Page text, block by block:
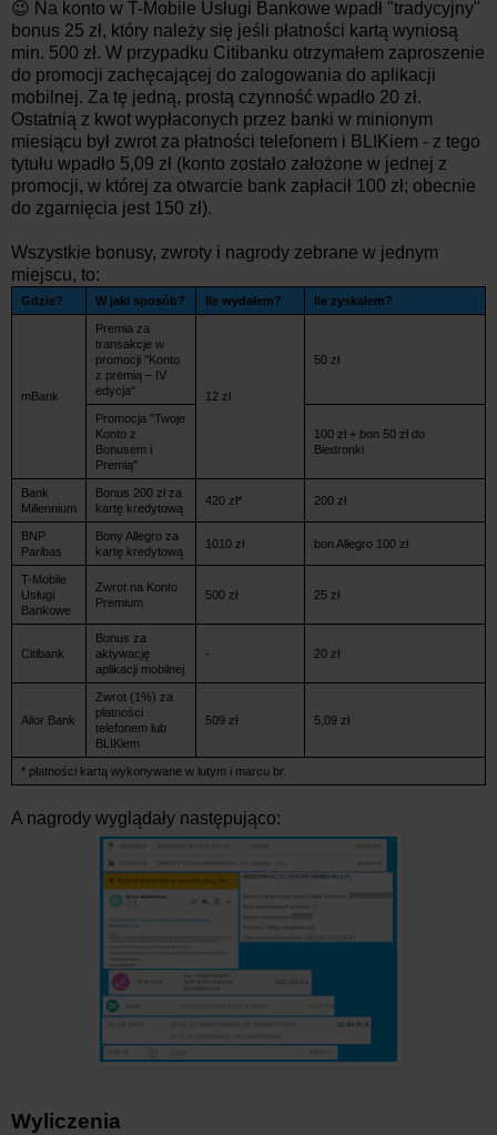
😉 Na konto w T-Mobile Usługi Bankowe wpadł "tradycyjny"
bonus 25 zł, który należy się jeśli płatności kartą wyniosą
min. 500 zł. W przypadku Citibanku otrzymałem zaproszenie
do promocji zachęcającej do zalogowania do aplikacji
mobilnej. Za tę jedną, prostą czynność wpadło 20 zł.
Ostatnią z kwot wypłaconych przez banki w minionym
miesiącu był zwrot za płatności telefonem i BLIKiem - z tego
tytułu wpadło 5,09 zł (konto zostało założone w jednej z
promocji, w której za otwarcie bank zapłacił 100 zł; obecnie
do zgarnięcia jest 150 zł).
Wszystkie bonusy, zwroty i nagrody zebrane w jednym
miejscu, to:
Gdzie? W jaki sposób? Ile wydałem? Ile zyskałem?
mBank
Premia za
transakcje w
promocji "Konto
z premią – IV
edycja"
12 zł
50 zł
Promocja "Twoje
Konto z
Bonusem i
Premią"
100 zł + bon 50 zł do
Biedronki
Bank
Millennium
Bonus 200 zł za
kartę kredytową
420 zł* 200 zł
BNP
Paribas
Bony Allegro za
kartę kredytową
1010 zł bon Allegro 100 zł
T-Mobile
Usługi
Bankowe
Zwrot na Konto
Premium
500 zł 25 zł
Citibank
Bonus za
aktywację
aplikacji mobilnej
- 20 zł
Alior Bank
Zwrot (1%) za
płatności
telefonem lub
BLIKiem
509 zł 5,09 zł
* płatności kartą wykonywane w lutym i marcu br.
A nagrody wyglądały następująco:
Wyliczenia